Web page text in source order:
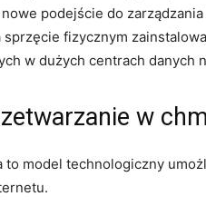
podejście do
sprzęcie fizycznym
w dużych centrach danych
w
to model technologiczny